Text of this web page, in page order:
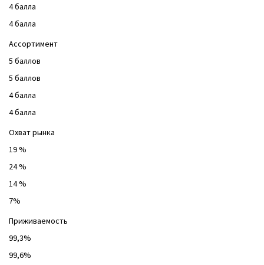
4 балла
4 балла
Ассортимент
5 баллов
5 баллов
4 балла
4 балла
Охват рынка
19 %
24 %
14 %
7%
Приживаемость
99,3%
99,6%